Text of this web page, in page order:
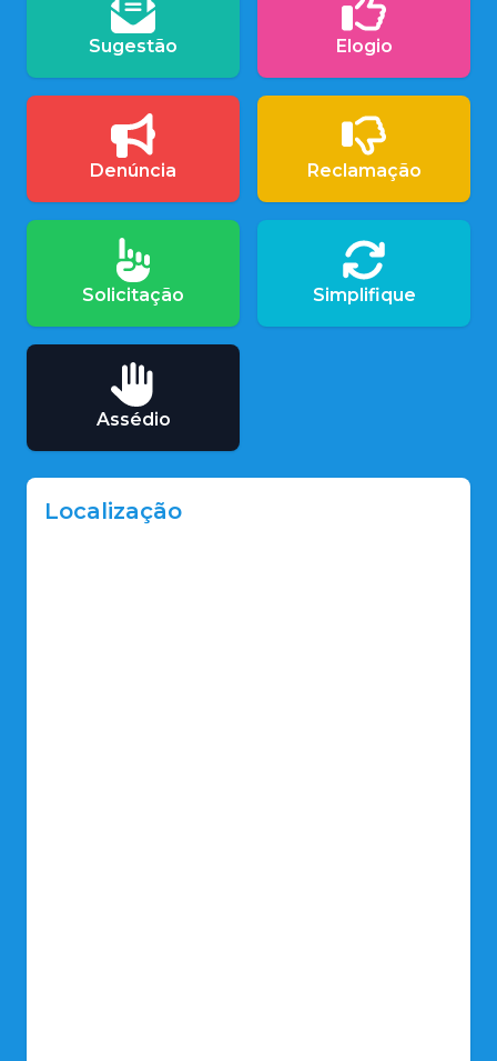
Sugestão Elogio
Denúncia Reclamação
Solicitação Simplifique
Assédio
Localização